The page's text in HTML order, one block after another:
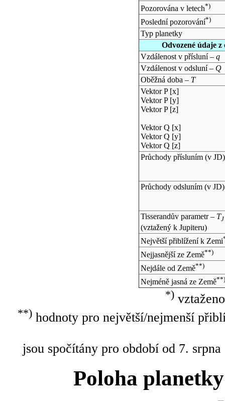
Pozorována v letech*)
Poslední pozorování*)
Typ planetky
Odvozené údaje
Vzdálenost v přísluní – q
Vzdálenost v odsluní – Q
Oběžná doba – T
Vektor P [x]
Vektor P [y]
Vektor P [z]
Vektor Q [x]
Vektor Q [y]
Vektor Q [z]
Průchody přísluním (v JD)
Průchody odsluním (v JD)
Tisserandův parametr – TJ
(vztažený k Jupiteru)
Největší přiblížení k Zemi
Nejjasnější ze Země**)
Nejdále od Země**)
Nejméně jasná ze Země**)
*)
**)hodnoty pro největší/nejmenší
jsou spočítány pro období od 7.
Poloha